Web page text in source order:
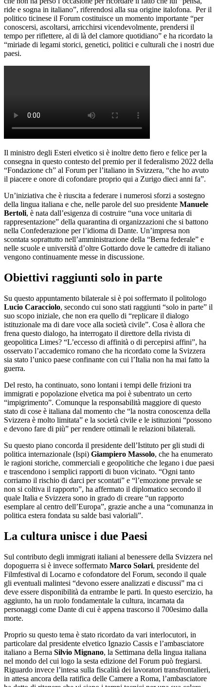
ride e sogna in italiano”, riferendosi alla sua origine italofona. Per il
politico ticinese il Forum costituisce un momento importante “per
conoscersi, ascoltarsi, arricchirsi vicendevolmente, prendersi il
tempo per riflettere, al di là del clamore quotidiano” e ha ricordato la
“miriade di legami storici, genetici, politici e culturali che i nostri due
paesi.
Il ministro degli Esteri elvetico si è inoltre detto fiero e felice per la
consegna in questo contesto del premio per il federalismo 2022 della
“Fondazione ch” al Forum per l’italiano in Svizzera, “che ho avuto
il piacere e onore di cofondare proprio qui a Zurigo dieci anni fa”.
Un’iniziativa che è riuscita a federare i numerosi sforzi a sostegno
della lingua italiana e che, nelle parole del suo presidente Manuele
Bertoli, è nata dall’esigenza di costruire “una voce unitaria di
rappresentazione” della quarantina di organizzazioni che si battono
nella Confederazione per l’idioma di Dante. Un’impresa non
scontata soprattutto nell’amministrazione della “Berna federale” e
nelle scuole e università d’oltre Gottardo dove le cattedre di italiano
vengono continuamente messe in discussione.
Obiettivi raggiunti solo in parte
Su questo appuntamento bilaterale si è poi soffermato il politologo
Lucio Caracciolo, secondo cui sono stati raggiunti “solo in parte” il
suo scopo iniziale, che non era quello di “replicare il dialogo
istituzionale ma di dare voce alla società civile”. Cosa è allora che
frena questo dialogo, ha interrogato il direttore della rivista di
geopolitica Limes? “L’eccesso di affinità o di percepirsi affini”, ha
osservato l’accademico romano che ha ricordato come la Svizzera
sia stato l’unico paese confinante con cui l’Italia non ha mai fatto la
guerra.
Del resto, ha continuato, sono lontani i tempi delle frizioni tra
immigrati e popolazione elvetica ma poi è subentrato un certo
“impigrimento”. Comunque la responsabilità maggiore di questo
stato di cose è italiana dal momento che “la nostra conoscenza della
Svizzera è molto limitata” e la società civile e le istituzioni “possono
e devono fare di più” per rendere ottimali le relazioni bilaterali.
Su questo piano concorda il presidente dell’Istituto per gli studi di
politica internazionale (Ispi) Giampiero Massolo, che ha enumerato
le ragioni storiche, commerciali e geopolitiche che legano i due paesi
e trascendono i semplici rapporti di buon vicinato. “Ogni tanto
corriamo il rischio di darci per scontati” e “l’emozione prevale se
non si coltiva il rapporto”, ha affermato il diplomatico secondo il
quale Italia e Svizzera sono in grado di creare “un rapporto
esemplare al centro dell’Europa”, grazie anche a una “comunanza in
politica estera fondata su salde basi valoriali”.
La cultura unisce i due Paesi
Sul contributo degli immigrati italiani al benessere della Svizzera nel
dopoguerra si è invece soffermato Marco Solari, presidente del
Filmfestival di Locarno e cofondatore del Forum, secondo il quale
gli eventuali malintesi “devono essere analizzati e discussi” ma ci
deve essere disponibilità da entrambe le parti. In questo esercizio, ha
aggiunto, ha un ruolo fondamentale la cultura, incarnata da
personaggi come Dante di cui è appena trascorso il 700esimo dalla
morte.
Proprio su questo tema è stato ricordato da vari interlocutori, in
particolare dal presidente elvetico Ignazio Cassis e l’ambasciatore
italiano a Berna Silvio Mignano, la Settimana della lingua italiana
nel mondo del cui logo la sesta edizione del Forum può fregiarsi.
Riguardo invece l’intesa sulla fiscalità dei lavoratori transfrontalieri,
in attesa ancora della ratifica delle Camere a Roma, l’ambasciatore